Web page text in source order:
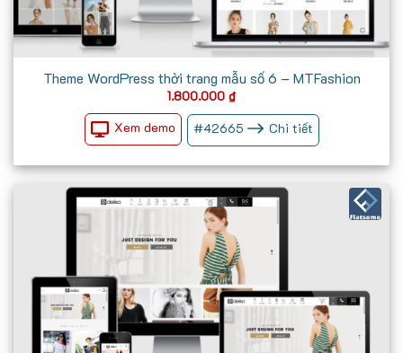
Theme WordPress thời trang mẫu số 6 – MTFashion
1.800.000 ₫
Xem demo #42665 Chi tiết